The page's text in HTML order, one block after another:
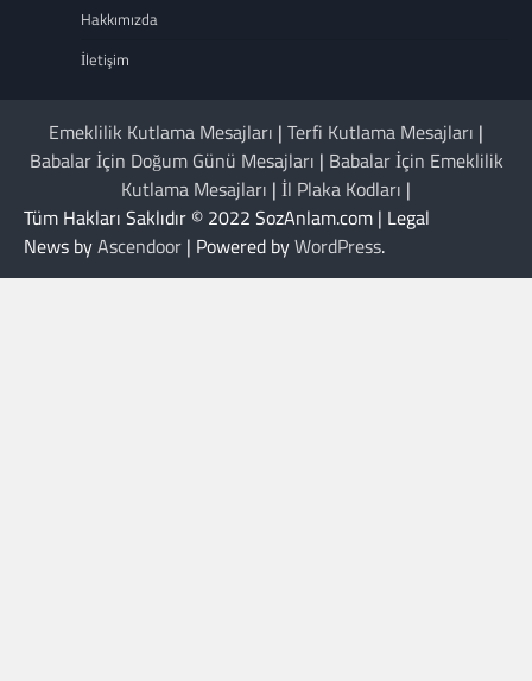
Hakkımızda
İletişim
Emeklilik Kutlama Mesajları | Terfi Kutlama Mesajları |
Babalar İçin Doğum Günü Mesajları | Babalar İçin Emeklilik
Kutlama Mesajları | İl Plaka Kodları |
Tüm Hakları Saklıdır © 2022 SozAnlam.com | Legal
News byAscendoor | Powered byWordPress.